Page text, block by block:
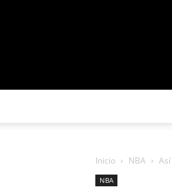
Inicio NBA
NBA